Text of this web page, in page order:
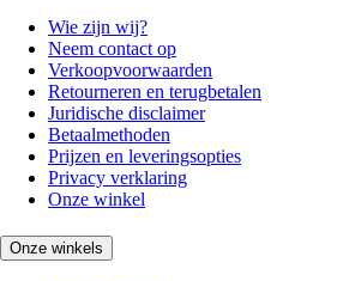
Wie zijn wij?
Neem contact op
Verkoopvoorwaarden
Retourneren en terugbetalen
Juridische disclaimer
Betaalmethoden
Prijzen en leveringsopties
Privacy verklaring
Onze winkel
Onze winkels